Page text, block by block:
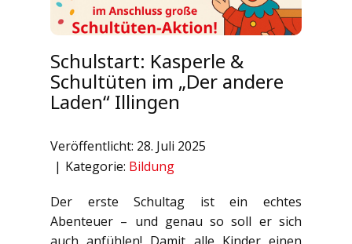
Schulstart: Kasperle &
Schultüten im „Der andere
Laden“ Illingen
Veröffentlicht: 28. Juli 2025
Kategorie: Bildung
Der erste Schultag ist ein echtes
Abenteuer – und genau so soll er sich